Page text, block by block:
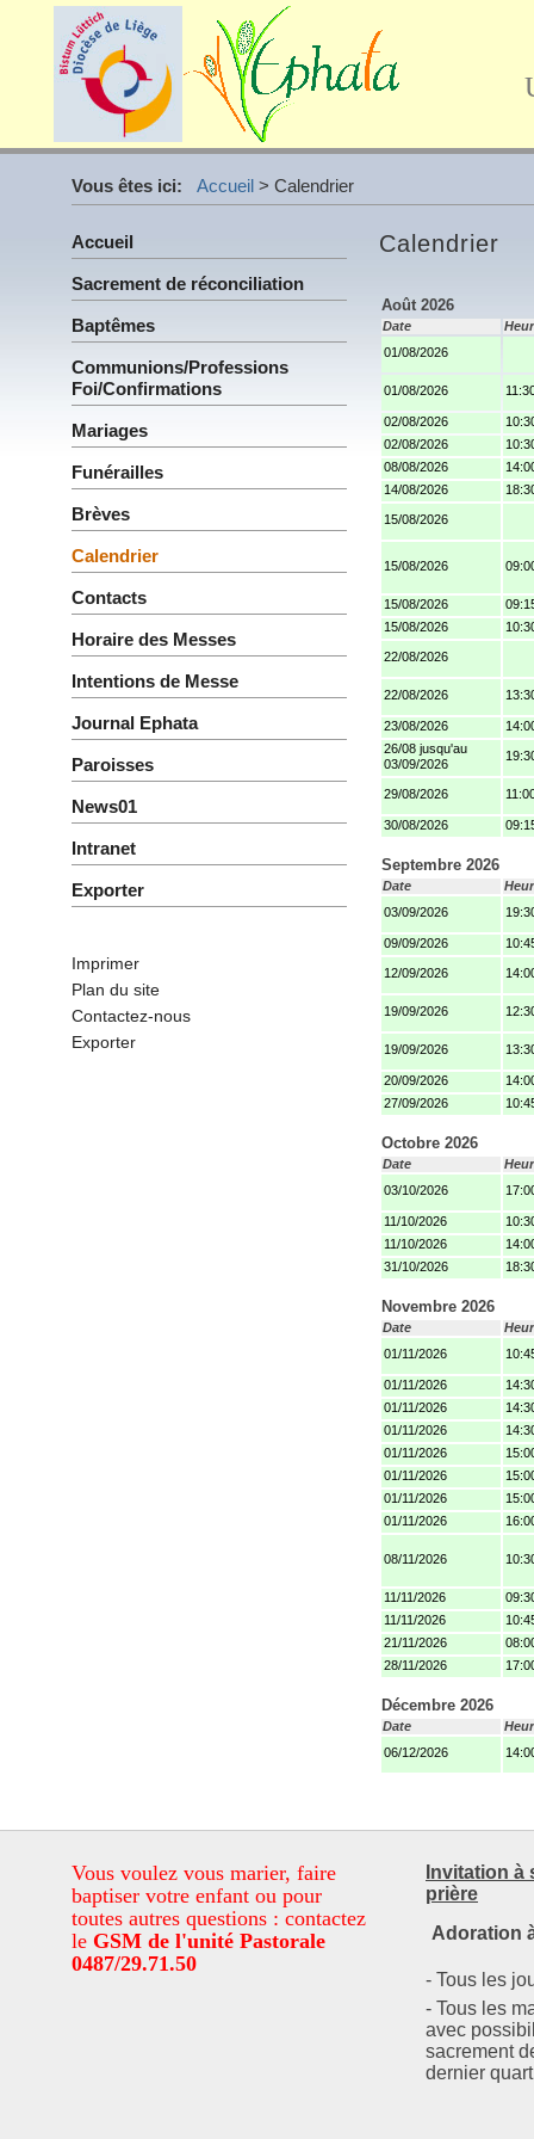
Vous êtes ici: Accueil > Calendrier
Accueil
Sacrement de réconciliation
Baptêmes
Communions/Professions
Foi/Confirmations
Mariages
Funérailles
Brèves
Calendrier
Contacts
Horaire des Messes
Intentions de Messe
Journal Ephata
Paroisses
News01
Intranet
Exporter
Imprimer
Plan du site
Contactez-nous
Exporter
Calendrier
Août 2026
Date
01/08/2026
01/08/2026
02/08/2026
02/08/2026
08/08/2026
14/08/2026
15/08/2026
15/08/2026
15/08/2026
15/08/2026
22/08/2026
22/08/2026
23/08/2026
26/08 jusqu'au
03/09/2026
29/08/2026
30/08/2026
Septembre 2026
Date
03/09/2026
09/09/2026
12/09/2026
19/09/2026
19/09/2026
20/09/2026
27/09/2026
Octobre 2026
Date
03/10/2026
11/10/2026
11/10/2026
31/10/2026
Novembre 2026
Date
01/11/2026
01/11/2026
01/11/2026
01/11/2026
01/11/2026
01/11/2026
01/11/2026
01/11/2026
08/11/2026
11/11/2026
11/11/2026
21/11/2026
28/11/2026
Décembre 2026
Date
06/12/2026
Vous voulez vous marier, faire
baptiser votre enfant ou pour
toutes autres questions : contactez
le GSM de l'unité Pastorale
0487/29.71.50
Invitation à
prière
Adoration
- Tous les
- Tous les
avec
sacrement
dernier